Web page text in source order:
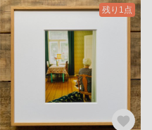
残り1点